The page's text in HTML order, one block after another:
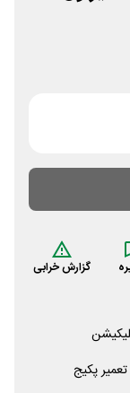
گزارش خرابی
پکیج